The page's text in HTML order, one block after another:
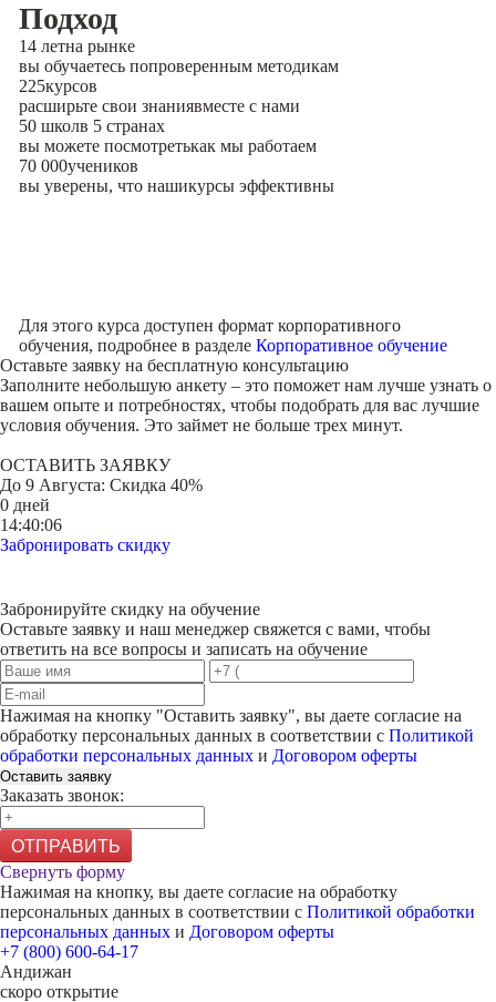
Подход
14 летна рынке
вы обучаетесь попроверенным методикам
225курсов
расширьте свои знаниявместе с нами
50 школв 5 странах
вы можете посмотретькак мы работаем
70 000учеников
вы уверены, что нашикурсы эффективны
Для этого курса доступен формат корпоративного
обучения, подробнее в разделе Корпоративное обучение
Оставьте заявку на бесплатную консультацию
Заполните небольшую анкету – это поможет нам лучше узнать о
вашем опыте и потребностях, чтобы подобрать для вас лучшие
условия обучения. Это займет не больше трех минут.
ОСТАВИТЬ ЗАЯВКУ
До 9 Августа: Скидка 40%
0 дней
14:40:06
Забронировать скидку
Забронируйте скидку на обучение
Оставьте заявку и наш менеджер свяжется с вами, чтобы
ответить на все вопросы и записать на обучение
Нажимая на кнопку "Оставить заявку", вы даете согласие на
обработку персональных данных в соответствии с Политикой
обработки персональных данных и Договором оферты
Оставить заявку
Заказать звонок:
ОТПРАВИТЬ
Свернуть форму
Нажимая на кнопку, вы даете согласие на обработку
персональных данных в соответствии с Политикой обработки
персональных данных и Договором оферты
+7 (800) 600-64-17
Андижан
скоро открытие